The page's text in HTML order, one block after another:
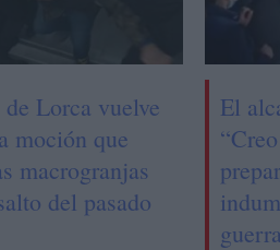
Lorca vuelve
moción que
macrogranjas
del pasado
El